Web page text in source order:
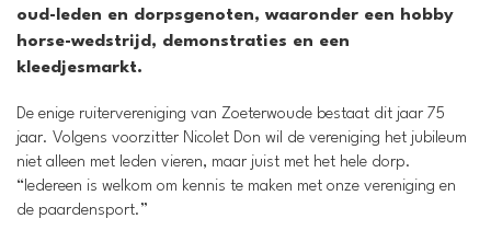
oud-leden en dorpsgenoten, waaronder een hobby
horse-wedstrijd, demonstraties en een
kleedjesmarkt.
De enige ruitervereniging van Zoeterwoude bestaat dit jaar 75
jaar. Volgens voorzitter Nicolet Don wil de vereniging het jubileum
niet alleen met leden vieren, maar juist met het hele dorp.
“Iedereen is welkom om kennis te maken met onze vereniging en
de paardensport.”